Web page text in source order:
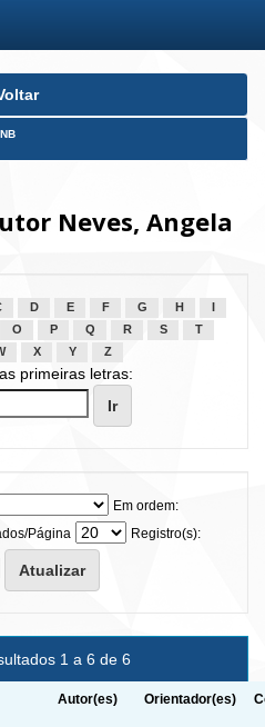
Neves, Angela
D E F G H
O P Q R S
T
X Y Z
primeiras letras:
Em ordem:
Página
Registro(s):
1 a 6 de 6
Autor(es) Orientador(es)